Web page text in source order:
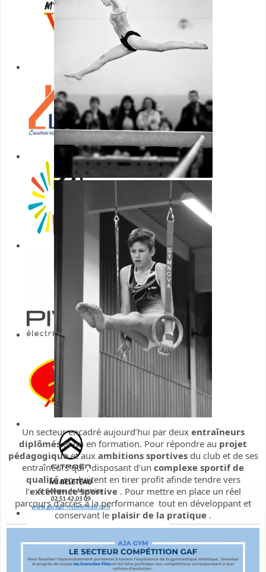
Un secteur encadré aujourd’hui par deux entraîneurs
diplôméset un en formation. Pour répondre au projet
pédagogiqueet aux ambitions sportivesdu club et de ses
entraîneurs qui , disposant d’un complexe sportif de
qualité, souhaitent en tirer profit afinde tendre vers
l’excellence sportive. Pour mettre en place un réel
parcours d’accès à la performance tout en développant et
conservant le plaisir de la pratique .